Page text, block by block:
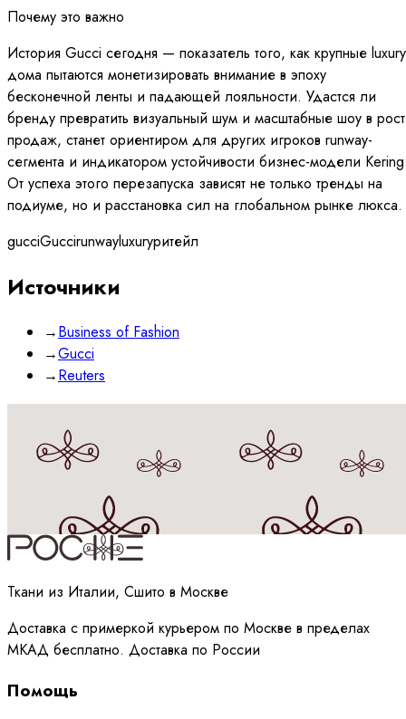
Почему это важно
История Gucci сегодня — показатель того, как крупные
дома пытаются монетизировать внимание в эпоху
бесконечной ленты и падающей лояльности. Удастся ли
бренду превратить визуальный шум и масштабные шоу в рост
продаж, станет ориентиром для других игроков runway-
сегмента и индикатором устойчивости бизнес-модели
От успеха этого перезапуска зависят не только тренды на
подиуме, но и расстановка сил на глобальном рынке люкса.
gucciGuccirunwayluxuryритейл
Источники
→Business of Fashion
→Gucci
→Reuters
Принимаюполитикуобработки данных
Ткани из Италии, Сшито в Москве
Доставка с примеркой курьером по Москве в пределах
МКАД бесплатно. Доставка по России
Помощь